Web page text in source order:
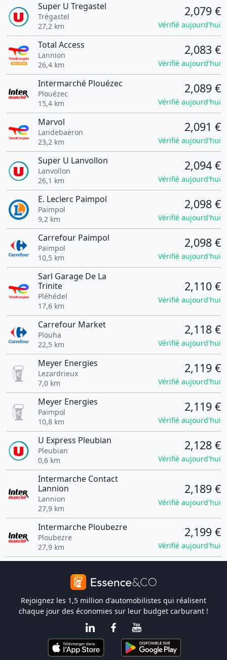
Super U Tregastel
Trégastel
27,2 km
2,079 €
Vérifié aujourd'hui
Total Access
Lannion
26,4 km
2,083 €
Vérifié aujourd'hui
Intermarché Plouézec
Plouézec
15,4 km
2,089 €
Vérifié aujourd'hui
Marvol
Landebaëron
23,2 km
2,091 €
Vérifié aujourd'hui
Super U Lanvollon
Lanvollon
26,1 km
2,094 €
Vérifié aujourd'hui
E. Leclerc Paimpol
Paimpol
9,2 km
2,098 €
Vérifié aujourd'hui
Carrefour Paimpol
Paimpol
10,5 km
2,098 €
Vérifié aujourd'hui
Sarl Garage De La
Trinite
Pléhédel
17,6 km
2,110 €
Vérifié aujourd'hui
Carrefour Market
Plouha
22,5 km
2,118 €
Vérifié aujourd'hui
Meyer Energies
Lezardrieux
7,0 km
2,119 €
Vérifié aujourd'hui
Meyer Energies
Paimpol
10,8 km
2,119 €
Vérifié aujourd'hui
U Express Pleubian
Pleubian
0,6 km
2,128 €
Vérifié aujourd'hui
Intermarche Contact
Lannion
Lannion
27,9 km
2,189 €
Vérifié aujourd'hui
Intermarche Ploubezre
Ploubezre
27,9 km
2,199 €
Vérifié aujourd'hui
Rejoignez les 1,5 million d'automobilistes qui réalisent
chaque jour des économies sur leur budget carburant !